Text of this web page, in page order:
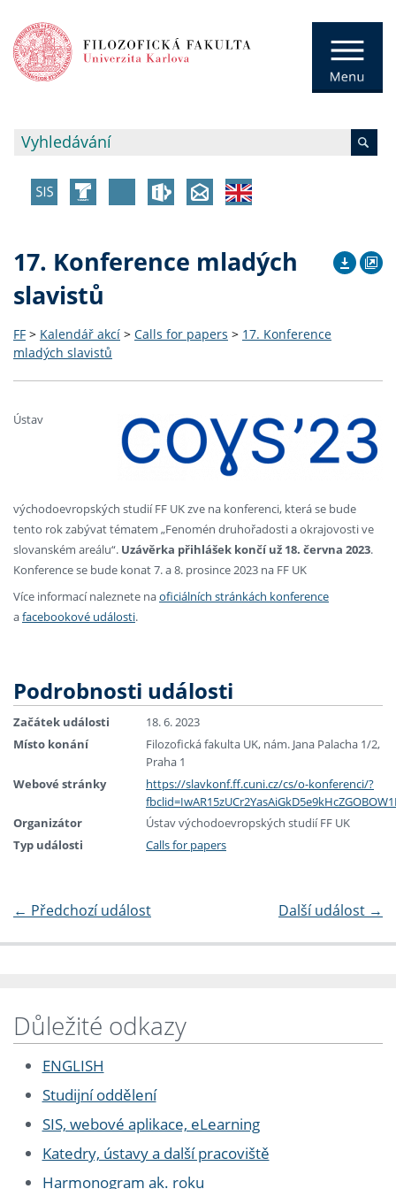
17. Konference mladých
slavistů
FF > Kalendář akcí > Calls for papers > 17. Konference
mladých slavistů
Ústav
východoevropských studií FF UK zve na konferenci, která se bude
tento rok zabývat tématem „Fenomén druhořadosti a okrajovosti ve
slovanském areálu“. Uzávěrka přihlášek končí už 18. června 2023.
Konference se bude konat 7. a 8. prosince 2023 na FF UK
Více informací naleznete naoficiálních stránkách konference
afacebookové události.
Podrobnosti události
Začátek události
18. 6. 2023
Místo konání
Filozofická fakulta UK, nám. Jana Palacha 1/2,
Praha 1
Webové stránky
https://slavkonf.ff.cuni.cz/cs/o-konferenci/?
Organizátor
Ústav východoevropských studií FF UK
Typ události
Calls for papers
← Předchozí událost Další událost →
Důležité odkazy
ENGLISH
Studijní oddělení
SIS, webové aplikace, eLearning
Katedry, ústavy a další pracoviště
Harmonogram ak. roku